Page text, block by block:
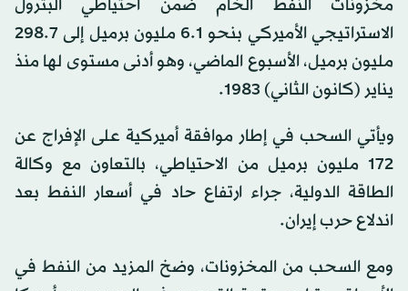
مخزونات النفط الخام ضمن احتياطي البترول
الاستراتيجي الأميركي بنحو 6.1 مليون برميل إلى 298.7
مليون برميل، الأسبوع الماضي، وهو أدنى مستوى لها منذ
يناير (كانون الثاني) 1983.
ويأتي السحب في إطار موافقة أميركية على الإفراج عن
172 مليون برميل من الاحتياطي، بالتعاون مع وكالة
الطاقة الدولية، جراء ارتفاع حاد في أسعار النفط بعد
اندلاع حرب إيران.
ومع السحب من المخزونات، وضخ المزيد من النفط في